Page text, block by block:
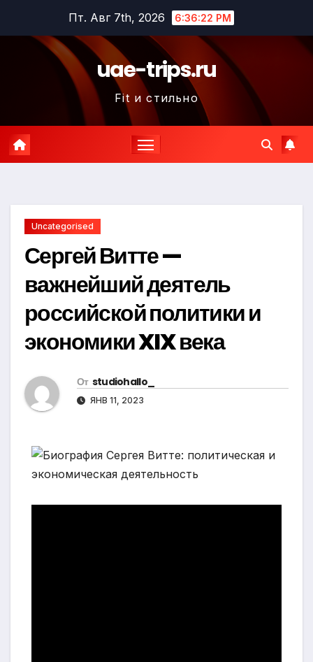
содержимому
Пт. Авг 7th, 2026 6:36:22 PM
uae-trips.ru
Fit и стильно
Uncategorised
Сергей Витте —
важнейший деятель
российской политики и
экономики XIX века
От studiohallo_
ЯНВ 11, 2023